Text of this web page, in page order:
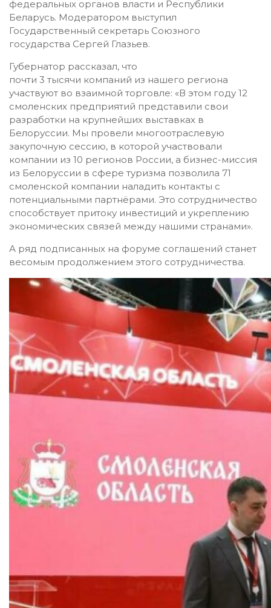
федеральных органов власти и Республики
Беларусь. Модератором выступил
Государственный секретарь Союзного
государства Сергей Глазьев.
Губернатор рассказал, что
почти 3 тысячи компаний из нашего региона
участвуют во взаимной торговле: «В этом году 12
смоленских предприятий представили свои
разработки на крупнейших выставках в
Белоруссии. Мы провели многоотраслевую
закупочную сессию, в которой участвовали
компании из 10 регионов России, а бизнес-миссия
из Белоруссии в сфере туризма позволила 71
смоленской компании наладить контакты с
потенциальными партнёрами. Это сотрудничество
способствует притоку инвестиций и укреплению
экономических связей между нашими странами».
А ряд подписанных на форуме соглашений станет
весомым продолжением этого сотрудничества.